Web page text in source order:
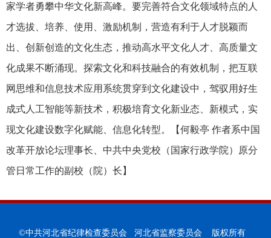
家学者勇攀中华文化新高峰。要完善符合文化领域特点的人
才选拔、培养、使用、激励机制，营造有利于人才脱颖而
出、创新创造的文化生态，推动高水平文化人才、高质量文
化成果不断涌现。探索文化和科技融合的有效机制，把互联
网思维和信息技术应用系统贯穿到文化建设中，驾驭用好生
成式人工智能等新技术，积极培育文化新业态、新模式，实
现文化建设数字化赋能、信息化转型。【何毅亭 作者系中国
改革开放论坛理事长、中共中央党校（国家行政学院）原分
管日常工作的副校（院）长】
©中共河北省纪律检查委员会 河北省监察委员会 版权所有